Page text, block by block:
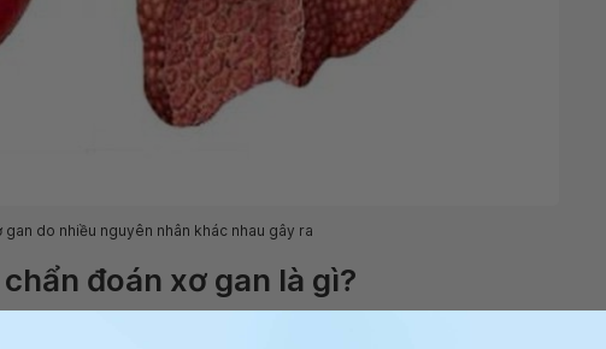
gan do nhiều nguyên nhân khác nhau gây ra
đoán xơ gan là gì?
hiệu nêu trên, bác sĩ có thể sờ khám lá gan gián tiếp qua